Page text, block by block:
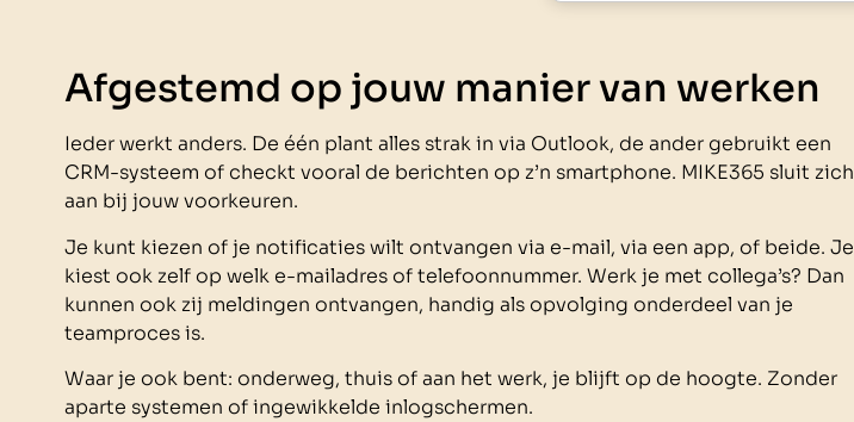
Afgestemd op jouw manier van werken
Ieder werkt anders. De één plant alles strak in via Outlook, de ander gebruikt een
CRM-systeem of checkt vooral de berichten op z’n smartphone. MIKE365 sluit zich
aan bij jouw voorkeuren.
Je kunt kiezen of je notificaties wilt ontvangen via e-mail, via een app, of beide. Je
kiest ook zelf op welk e-mailadres of telefoonnummer. Werk je met collega’s? Dan
kunnen ook zij meldingen ontvangen, handig als opvolging onderdeel van je
teamproces is.
Waar je ook bent: onderweg, thuis of aan het werk, je blijft op de hoogte. Zonder
aparte systemen of ingewikkelde inlogschermen.